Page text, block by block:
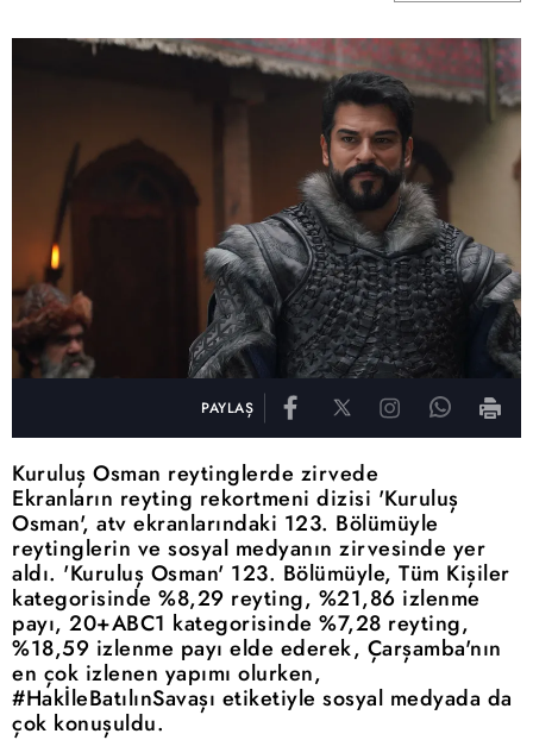
PAYLAŞ
Kuruluş Osman reytinglerde zirvede
Ekranların reyting rekortmeni dizisi 'Kuruluş
Osman', atv ekranlarındaki 123. Bölümüyle
reytinglerin ve sosyal medyanın zirvesinde yer
aldı. 'Kuruluş Osman' 123. Bölümüyle, Tüm Kişiler
kategorisinde %8,29 reyting, %21,86 izlenme
payı, 20+ABC1 kategorisinde %7,28 reyting,
%18,59 izlenme payı elde ederek, Çarşamba'nın
en çok izlenen yapımı olurken,
#HakİleBatılınSavaşı etiketiyle sosyal medyada da
çok konuşuldu.